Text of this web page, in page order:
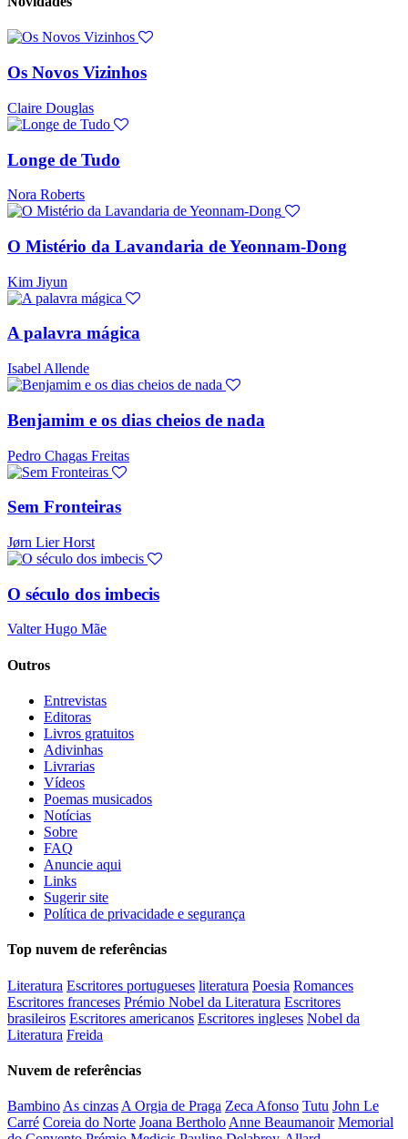
Os Novos Vizinhos
Claire Douglas
Longe de Tudo
Nora Roberts
O Mistério da Lavandaria de Yeonnam-Dong
Kim Jiyun
A palavra mágica
Isabel Allende
Benjamim e os dias cheios de nada
Pedro Chagas Freitas
Sem Fronteiras
Jørn Lier Horst
O século dos imbecis
Valter Hugo Mãe
Outros
Entrevistas
Editoras
Livros gratuitos
Adivinhas
Livrarias
Vídeos
Poemas musicados
Notícias
Sobre
FAQ
Anuncie aqui
Links
Sugerir site
Política de privacidade e segurança
Top nuvem de referências
Literatura Escritores portugueses literatura Poesia Romances
Escritores franceses Prémio Nobel da Literatura Escritores
brasileiros Escritores americanos Escritores ingleses Nobel da
Literatura Freida
Nuvem de referências
Bambino As cinzas A Orgia de Praga Zeca Afonso Tutu John Le
Carré Coreia do Norte Joana Bertholo Anne Beaumanoir Memorial